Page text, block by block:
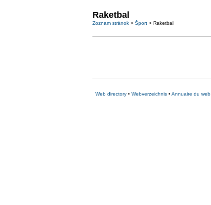
Raketbal
Zoznam stránok > Šport > Raketbal
Web directory • Webverzeichnis • Annuaire du web